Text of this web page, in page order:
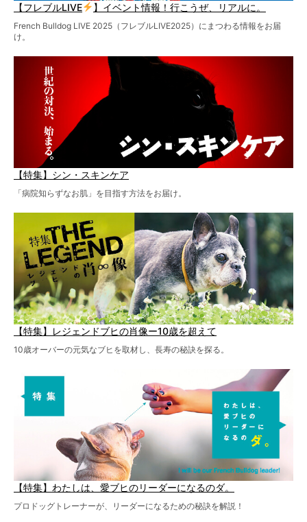
【フレブルLIVE 】イベント情報！行こうぜ、リアルに。
French Bulldog LIVE 2025（フレブルLIVE2025）にまつわる情報をお届
け。
【特集】シン・スキンケア
「病院知らずなお肌」を目指す方法をお届け。
【特集】レジェンドブヒの肖像ー10歳を超えて
10歳オーバーの元気なブヒを取材し、長寿の秘訣を探る。
【特集】わたしは、愛ブヒのリーダーになるのダ。
プロドッグトレーナーが、リーダーになるための秘訣を解説！